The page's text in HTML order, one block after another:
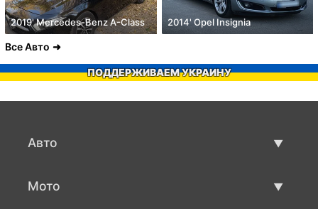
2019' Mercedes-Benz A-Class 2014' Opel Insignia
Все Авто
ПОДДЕРЖИВАЕМ УКРАИНУ
Авто
Мото